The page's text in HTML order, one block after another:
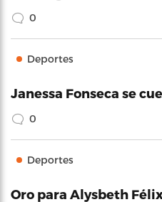
0
Deportes
Janessa Fonseca se
0
Deportes
Oro para Alysbeth